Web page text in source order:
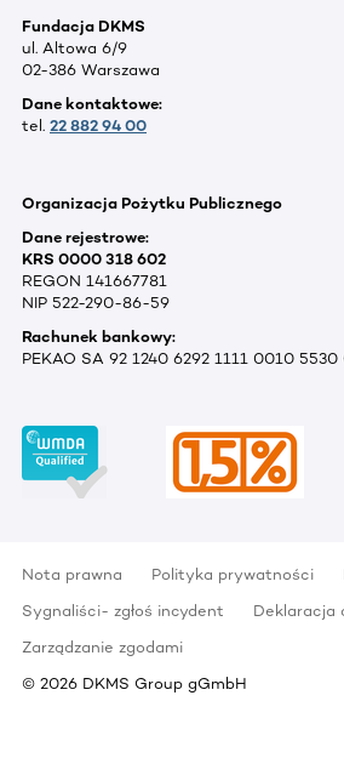
Fundacja DKMS
ul. Altowa 6/9
02-386 Warszawa
Dane kontaktowe:
tel. 22 882 94 00
Organizacja Pożytku Publicznego
Dane rejestrowe:
KRS 0000 318 602
REGON 141667781
NIP 522-290-86-59
Rachunek bankowy:
PEKAO SA 92 1240 6292 1111 0010
Nota prawna Polityka prywatności
Sygnaliści- zgłoś incydent
Deklaracja
Zarządzanie zgodami
© 2026 DKMS Group gGmbH